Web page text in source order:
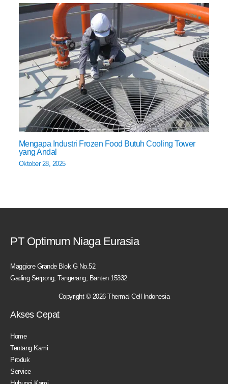
Mengapa Industri Frozen Food Butuh Cooling Tower
yang Andal
Oktober 28, 2025
PT Optimum Niaga Eurasia
Maggiore Grande Blok G No.52
Gading Serpong, Tangerang, Banten 15332
Copyright © 2026 Thermal Cell Indonesia
Akses Cepat
Home
Tentang Kami
Produk
Service